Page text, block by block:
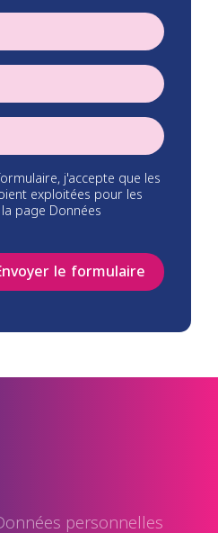
j'accepte que les
exploitées pour les
page Données
le formulaire
personnelles